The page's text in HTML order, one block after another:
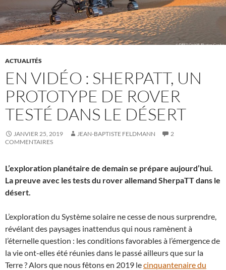
ACTUALITÉS
EN VIDÉO : SHERPATT, UN
PROTOTYPE DE ROVER
TESTÉ DANS LE DÉSERT
JANVIER 25, 2019 JEAN-BAPTISTE FELDMANN
2
COMMENTAIRES
L’exploration planétaire de demain se prépare aujourd’hui.
La preuve avec les tests du rover allemand SherpaTT dans le
désert.
L’exploration du Système solaire ne cesse de nous surprendre,
révélant des paysages inattendus qui nous ramènent à
l’éternelle question : les conditions favorables à l’émergence de
la vie ont-elles été réunies dans le passé ailleurs que sur la
Terre ? Alors que nous fêtons en 2019 lecinquantenaire du